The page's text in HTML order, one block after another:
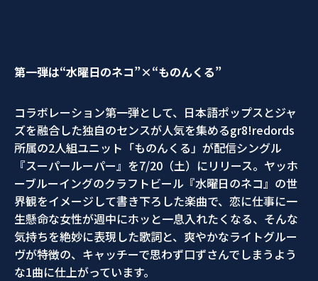
第一弾は“水曜日のネコ”×“ものんくる”
コラボレーション第一弾として、日本語ポップスとジャ
ズを融合した独自のセンスが人気を集めるgr8!redords
所属の2人組ユニット「ものんくる」が配信シングル
『スーパールーパー』を7/20（土）にリリース。ヤッホ
ーブルーイングのクラフトビール『水曜日のネコ』の世
界観をイメージして書き下ろした楽曲で、恋に仕事に一
生懸命な女性が週中にホッと一息入れたくなる、そんな
気持ちを絶妙に表現した歌詞と、爽やかなライトグルー
ヴが特徴の、キャッチーで思わず口ずさんでしまうよう
な1曲に仕上がっています。